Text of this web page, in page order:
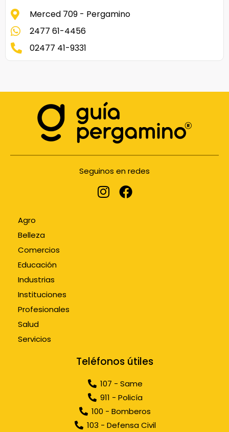
Merced 709 - Pergamino
2477 61-4456
02477 41-9331
Seguinos en redes
Agro
Belleza
Comercios
Educación
Industrias
Instituciones
Profesionales
Salud
Servicios
Teléfonos útiles
107 - Same
911 - Policía
100 - Bomberos
103 - Defensa Civil